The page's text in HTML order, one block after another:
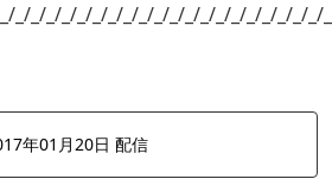
_/_/_/_/_/_/_/_/_/_/_/_/_/_/_/_/_/_/_/_/
年01月20日 配信